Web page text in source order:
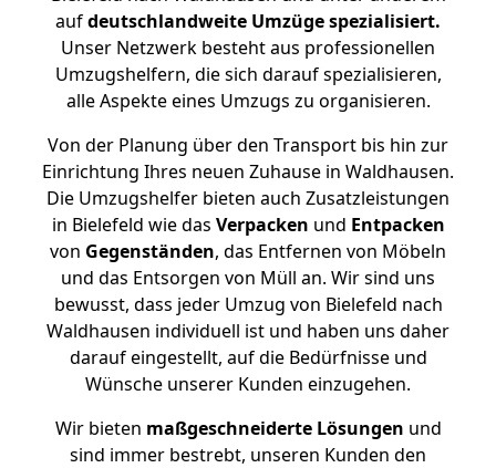
aufdeutschlandweite Umzüge spezialisiert.
Unser Netzwerk besteht aus professionellen
Umzugshelfern, die sich darauf spezialisieren,
alle Aspekte eines Umzugs zu organisieren.
Von der Planung über den Transport bis hin zur
Einrichtung Ihres neuen Zuhause in Waldhausen.
Die Umzugshelfer bieten auch Zusatzleistungen
in Bielefeld wie das Verpacken und Entpacken
von Gegenständen, das Entfernen von Möbeln
und das Entsorgen von Müll an. Wir sind uns
bewusst, dass jeder Umzug von Bielefeld nach
Waldhausen individuell ist und haben uns daher
darauf eingestellt, auf die Bedürfnisse und
Wünsche unserer Kunden einzugehen.
Wir bieten maßgeschneiderte Lösungen und
sind immer bestrebt, unseren Kunden den